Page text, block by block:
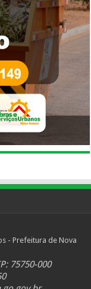
- Prefeitura de Nova
75750-000